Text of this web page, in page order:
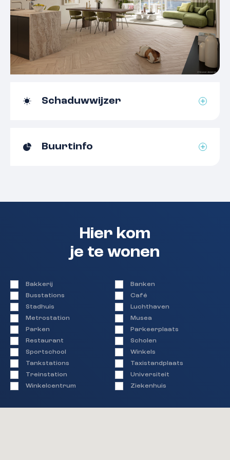
Schaduwwijzer
Buurtinfo
Hier kom
je te wonen
Bakkerij
Banken
Busstations
Café
Stadhuis
Luchthaven
Metrostation
Musea
Parken
Parkeerplaats
Restaurant
Scholen
Sportschool
Winkels
Tankstations
Taxistandplaats
Treinstation
Universiteit
Winkelcentrum
Ziekenhuis